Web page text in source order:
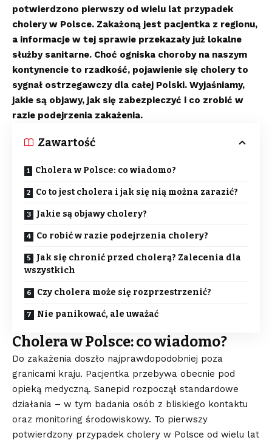
potwierdzono pierwszy od wielu lat przypadek
cholery w Polsce. Zakażoną jest pacjentka z regionu,
a informacje w tej sprawie przekazały już lokalne
służby sanitarne. Choć ogniska choroby na naszym
kontynencie to rzadkość, pojawienie się cholery to
sygnał ostrzegawczy dla całej Polski. Wyjaśniamy,
jakie są objawy, jak się zabezpieczyć i co zrobić w
razie podejrzenia zakażenia.
Zawartość
Cholera w Polsce: co wiadomo?
Co to jest cholera i jak się nią można zarazić?
Jakie są objawy cholery?
Co robić w razie podejrzenia cholery?
Jak się chronić przed cholerą? Zalecenia dla
wszystkich
Czy cholera może się rozprzestrzenić?
Nie panikować, ale uważać
Cholera w Polsce: co wiadomo?
Do zakażenia doszło najprawdopodobniej poza
granicami kraju. Pacjentka przebywa obecnie pod
opieką medyczną. Sanepid rozpoczął standardowe
działania – w tym badania osób z bliskiego kontaktu
oraz monitoring środowiskowy. To pierwszy
potwierdzony przypadek cholery w Polsce od wielu lat